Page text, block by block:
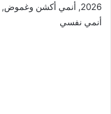
2026
, أنمي أكشن وغموض,
أنمي نفسي